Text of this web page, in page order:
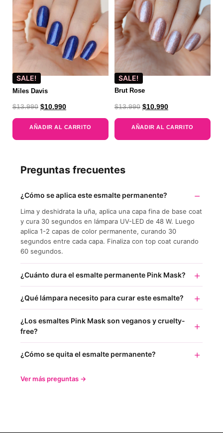
SALE!
Miles Davis
$13.990 $10.990
AÑADIR AL CARRITO
SALE!
Brut Rose
$13.990 $10.990
AÑADIR AL CARRITO
Preguntas frecuentes
¿Cómo se aplica este esmalte permanente?
Lima y deshidrata la uña, aplica una capa fina de base coat
y cura 30 segundos en lámpara UV-LED de 48 W. Luego
aplica 1-2 capas de color permanente, curando 30
segundos entre cada capa. Finaliza con top coat curando
60 segundos.
¿Cuánto dura el esmalte permanente Pink Mask?
¿Qué lámpara necesito para curar este esmalte?
¿Los esmaltes Pink Mask son veganos y cruelty-
free?
¿Cómo se quita el esmalte permanente?
Ver más preguntas →